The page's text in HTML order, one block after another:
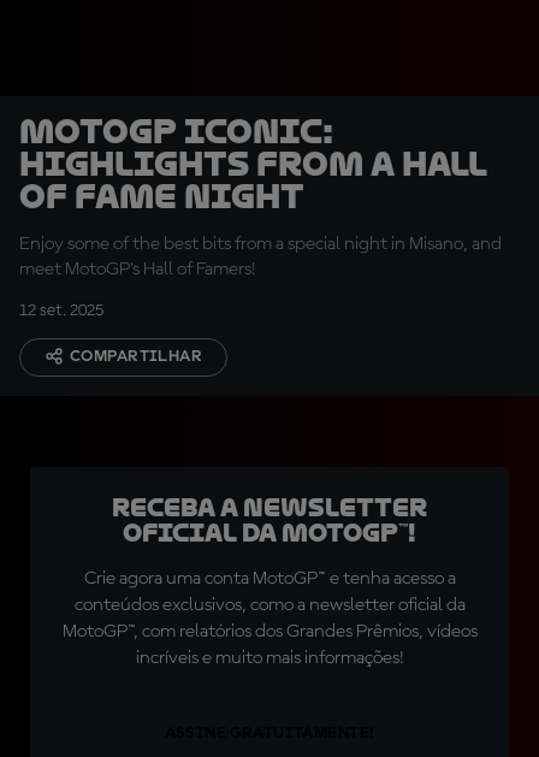
MotoGP Iconic:
Highlights from a Hall
of Fame night
Enjoy some of the best bits from a special night in Misano, and
meet MotoGP's Hall of Famers!
12 set. 2025
COMPARTILHAR
Receba a newsletter
oficial da MotoGP™!
Crie agora uma conta MotoGP™ e tenha acesso a
conteúdos exclusivos, como a newsletter oficial da
MotoGP™, com relatórios dos Grandes Prêmios, vídeos
incríveis e muito mais informações!